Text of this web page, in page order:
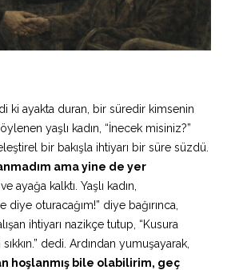
ki ayakta duran, bir süredir kimsenin
yaşlı kadın, “İnecek misiniz?”
bir bakışla ihtiyarı bir süre süzdü.
ama yine de yer
ayağa kalktı. Yaşlı kadın,
diye oturacağım!” diye bağırınca,
ihtiyarı nazikçe tutup, “Kusura
dedi. Ardından yumuşayarak,
hoşlanmış bile olabilirim, geç